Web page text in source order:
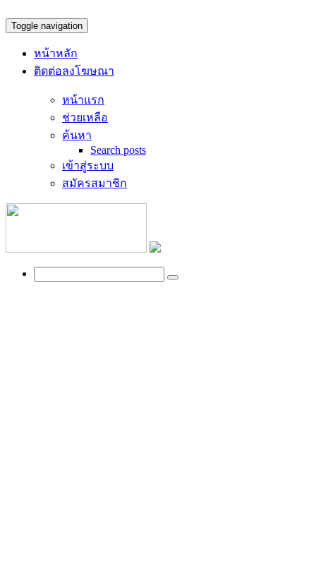
Toggle navigation
หน้าหลัก
ติดต่อลงโฆษณา
หน้าแรก
ช่วยเหลือ
ค้นหา
Search posts
เข้าสู่ระบบ
สมัครสมาชิก